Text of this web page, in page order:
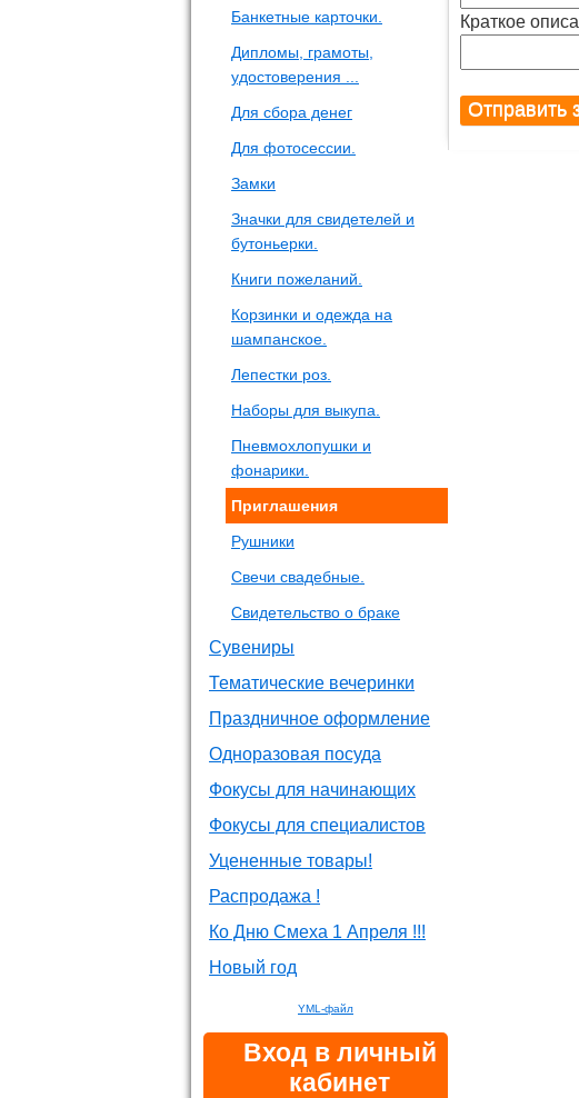
Банкетные карточки.
Дипломы, грамоты,
удостоверения ...
Для сбора денег
Для фотосессии.
Замки
Значки для свидетелей и
бутоньерки.
Книги пожеланий.
Корзинки и одежда на
шампанское.
Лепестки роз.
Наборы для выкупа.
Пневмохлопушки и
фонарики.
Приглашения
Рушники
Свечи свадебные.
Свидетельство о браке
Сувениры
Тематические вечеринки
Праздничное оформление
Одноразовая посуда
Фокусы для начинающих
Фокусы для специалистов
Уцененные товары!
Распродажа !
Ко Дню Смеха 1 Апреля !!!
Новый год
YML-файл
Вход в личный
кабинет
Краткое